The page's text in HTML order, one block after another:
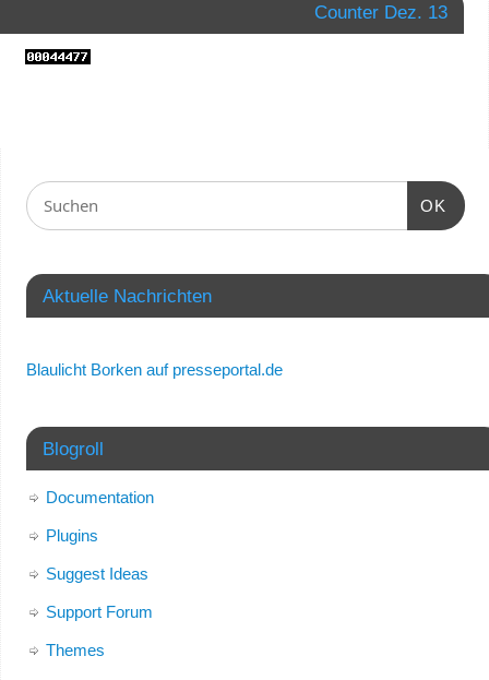
Counter Dez. 13
OK
Aktuelle Nachrichten
Blaulicht Borken auf presseportal.de
Blogroll
Documentation
Plugins
Suggest Ideas
Support Forum
Themes